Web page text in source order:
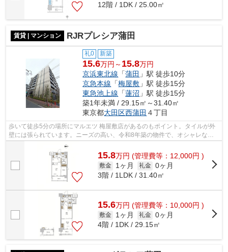
12階 / 1DK / 25.00㎡
賃貸 | マンション RJRプレシア蒲田
礼0 新築
15.6万円～ 15.8万円
京浜東北線 「蒲田 」駅 徒歩10分
京急本線 「梅屋敷 」駅 徒歩15分
東急池上線 「蓮沼 」駅 徒歩15分
築1年未満 / 29.15㎡～31.40㎡
東京都大田区西蒲田 ４丁目
歩いて徒歩5分の場所にマルエツ 梅屋敷店があるのもポイント。タイルが外
壁には張られています。ニーズの高い、令和8年築の物件で、オシャレな室
内が魅力的。共用部には敷地内ごみ置き...
15.8万円 (管理費等：12,000円 )
敷金 1ヶ月 礼金 0ヶ月
3階 / 1LDK / 31.40㎡
15.6万円 (管理費等：10,000円 )
敷金 1ヶ月 礼金 0ヶ月
4階 / 1DK / 29.15㎡